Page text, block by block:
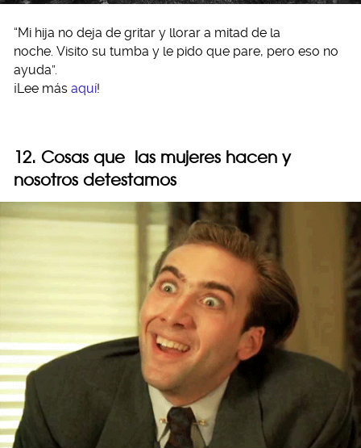
“Mi hija no deja de gritar y llorar a mitad de la
noche. Visito su tumba y le pido que pare, pero eso no
ayuda”.
¡Lee más aquí!
12. Cosas que las mujeres hacen y
nosotros detestamos